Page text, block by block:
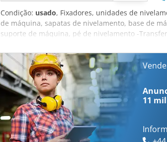
Condição: usado, Fixadores, unidades de
de máquina, sapatas de nivelamento, base de
suporte de máquina, pé de nivelamento -
ser visto nas fotos (falta a placa superior) -para:
mm Cjdpjd N D Dhofx Adrsrf -Preço: por peça -
kg
11